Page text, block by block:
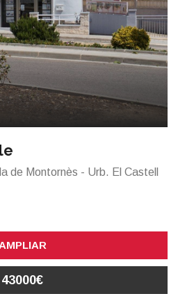
de Montornès - Urb. El Castell
AMPLIAR
43000€